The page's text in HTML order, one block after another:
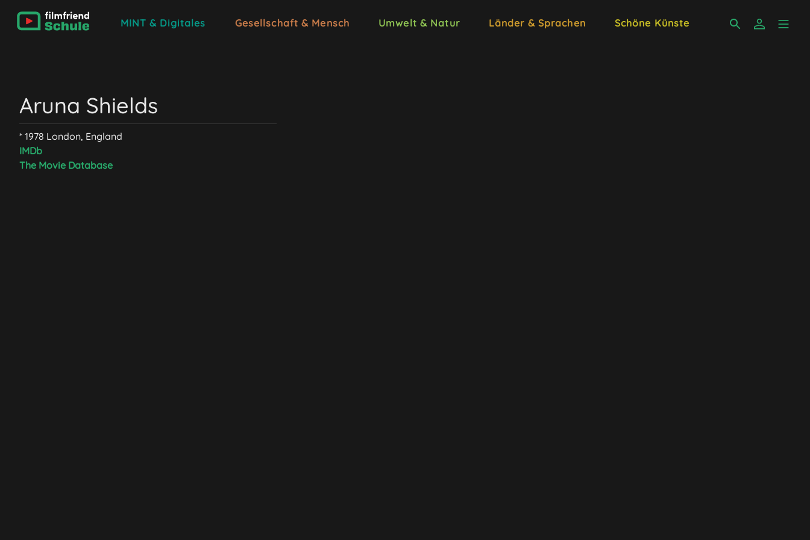
MINT & Digitales Gesellschaft & Mensch Umwelt & Natur Länder & Sprachen Schöne Künste
Aruna Shields
* 1978 London, England
IMDb
The Movie Database